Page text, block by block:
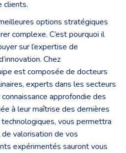
clients.
options stratégiques
complexe. C’est pourquoi il
sur l’expertise de
Chez
est composée de docteurs
experts dans les secteurs
approfondie des
à leur maîtrise des dernières
vous permettra
valorisation de vos
expérimentés sauront vous